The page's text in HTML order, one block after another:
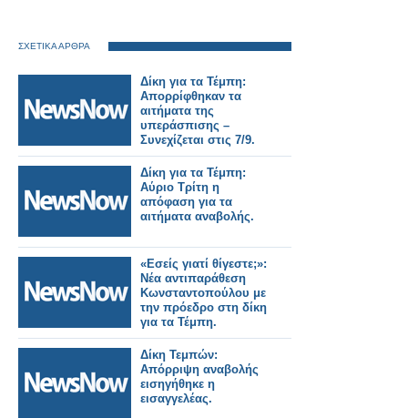
ΣΧΕΤΙΚΑ ΑΡΘΡΑ
Δίκη για τα Τέμπη:
Απορρίφθηκαν τα
αιτήματα της
υπεράσπισης –
Συνεχίζεται στις 7/9.
Δίκη για τα Τέμπη:
Αύριο Τρίτη η
απόφαση για τα
αιτήματα αναβολής.
«Εσείς γιατί θίγεστε;»:
Νέα αντιπαράθεση
Κωνσταντοπούλου με
την πρόεδρο στη δίκη
για τα Τέμπη.
Δίκη Τεμπών:
Απόρριψη αναβολής
εισηγήθηκε η
εισαγγελέας.